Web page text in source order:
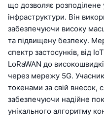
що дозволяє розподілене
інфраструктури. Він
забезпечуючи високу
та підвищену безпеку.
спектр застосунків, від
LoRaWAN до
через мережу 5G.
токенами за свій внесок,
забезпечуючи надійне
унікального алгоритму